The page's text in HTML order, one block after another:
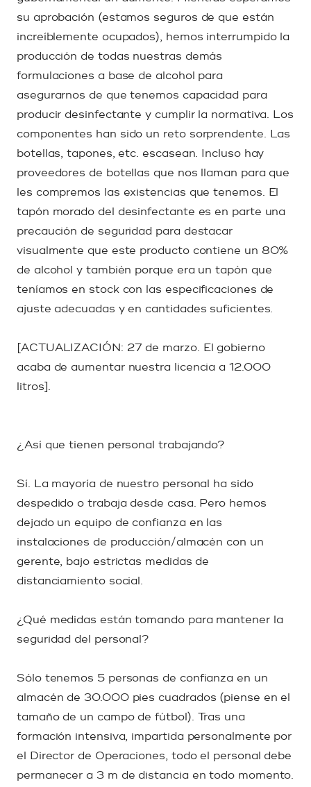
su aprobación (estamos seguros de que están
increíblemente ocupados), hemos interrumpido la
producción de todas nuestras demás
formulaciones a base de alcohol para
asegurarnos de que tenemos capacidad para
producir desinfectante y cumplir la normativa. Los
componentes han sido un reto sorprendente. Las
botellas, tapones, etc. escasean. Incluso hay
proveedores de botellas que nos llaman para que
les compremos las existencias que tenemos. El
tapón morado del desinfectante es en parte una
precaución de seguridad para destacar
visualmente que este producto contiene un 80%
de alcohol y también porque era un tapón que
teníamos en stock con las especificaciones de
ajuste adecuadas y en cantidades suficientes.
[ACTUALIZACIÓN: 27 de marzo. El gobierno
acaba de aumentar nuestra licencia a 12.000
litros].
¿Así que tienen personal trabajando?
Sí. La mayoría de nuestro personal ha sido
despedido o trabaja desde casa. Pero hemos
dejado un equipo de confianza en las
instalaciones de producción/almacén con un
gerente, bajo estrictas medidas de
distanciamiento social.
¿Qué medidas están tomando para mantener la
seguridad del personal?
Sólo tenemos 5 personas de confianza en un
almacén de 30.000 pies cuadrados (piense en el
tamaño de un campo de fútbol). Tras una
formación intensiva, impartida personalmente por
el Director de Operaciones, todo el personal debe
permanecer a 3 m de distancia en todo momento.